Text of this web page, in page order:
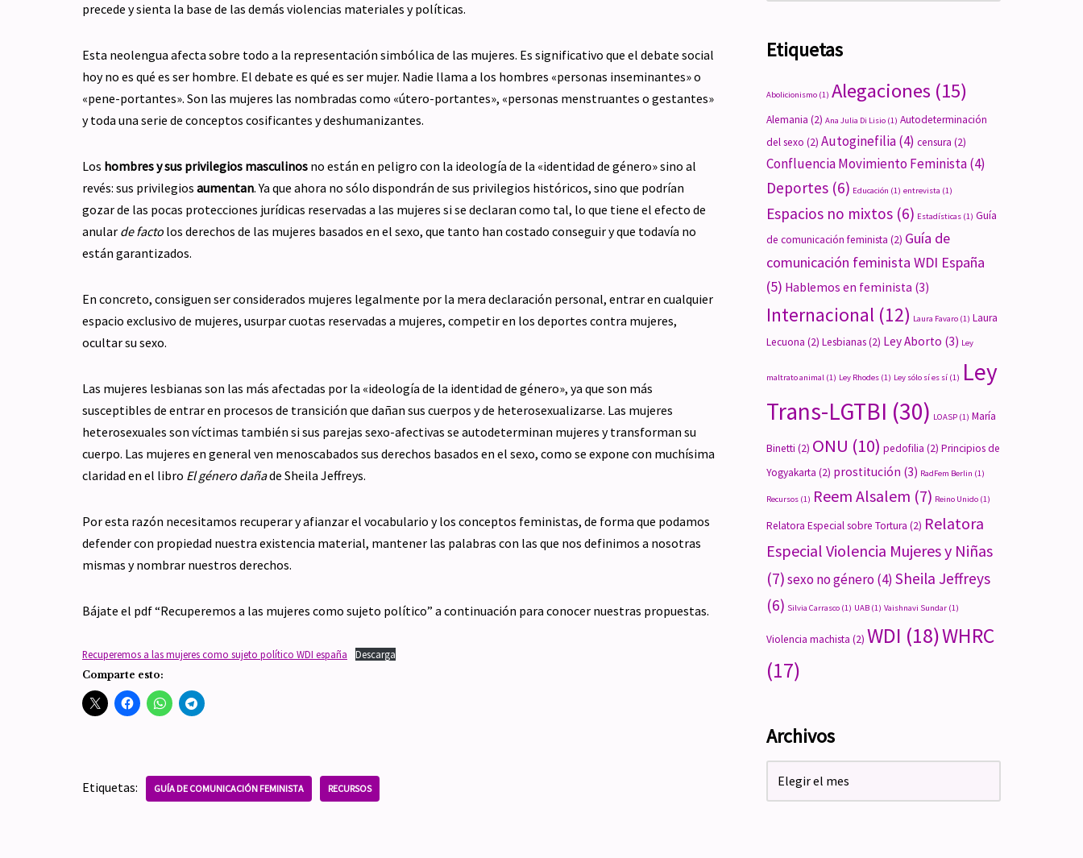
precede y sienta la base de las demás violencias materiales y políticas.
Esta neolengua afecta sobre todo a la representación simbólica de las mujeres. Es significativo que el debate social
hoy no es qué es ser hombre. El debate es qué es ser mujer. Nadie llama a los hombres «personas inseminantes» o
«pene-portantes». Son las mujeres las nombradas como «útero-portantes», «personas menstruantes o gestantes»
y toda una serie de conceptos cosificantes y deshumanizantes.
Los hombres y sus privilegios masculinos no están en peligro con la ideología de la «identidad de género» sino al
revés: sus privilegios aumentan. Ya que ahora no sólo dispondrán de sus privilegios históricos, sino que podrían
gozar de las pocas protecciones jurídicas reservadas a las mujeres si se declaran como tal, lo que tiene el efecto de
anular de facto los derechos de las mujeres basados en el sexo, que tanto han costado conseguir y que todavía no
están garantizados.
En concreto, consiguen ser considerados mujeres legalmente por la mera declaración personal, entrar en cualquier
espacio exclusivo de mujeres, usurpar cuotas reservadas a mujeres, competir en los deportes contra mujeres,
ocultar su sexo.
Las mujeres lesbianas son las más afectadas por la «ideología de la identidad de género», ya que son más
susceptibles de entrar en procesos de transición que dañan sus cuerpos y de heterosexualizarse. Las mujeres
heterosexuales son víctimas también si sus parejas sexo-afectivas se autodeterminan mujeres y transforman su
cuerpo. Las mujeres en general ven menoscabados sus derechos basados en el sexo, como se expone con muchísima
claridad en el libro El género dañade Sheila Jeffreys.
Por esta razón necesitamos recuperar y afianzar el vocabulario y los conceptos feministas, de forma que podamos
defender con propiedad nuestra existencia material, mantener las palabras con las que nos definimos a nosotras
mismas y nombrar nuestros derechos.
Bájate el pdf “Recuperemos a las mujeres como sujeto político” a continuación para conocer nuestras propuestas.
Recuperemos a las mujeres como sujeto político WDI españa Descarga
Comparte esto:
Etiquetas: GUÍA DE COMUNICACIÓN FEMINISTA RECURSOS
Etiquetas
Abolicionismo (1) Alegaciones (15)
Alemania (2) Ana Julia Di Lisio (1) Autodeterminación
del sexo (2) Autoginefilia(4) censura (2)
Confluencia Movimiento Feminista(4)
Deportes (6) Educación (1) entrevista (1)
Espacios no mixtos (6) Estadísticas (1) Guía
de comunicación feminista (2) Guía de
comunicación feminista WDI España
(5) Hablemos en feminista (3)
Internacional (12) Laura Favaro (1) Laura
Lecuona (2) Lesbianas(2) Ley Aborto (3) Ley
maltrato animal (1) Ley Rhodes (1) Ley sólo sí es sí (1) Ley
Trans-LGTBI (30) LOASP (1) María
Binetti (2) ONU (10) pedofilia (2) Principios de
Yogyakarta (2) prostitución (3) RadFem Berlin (1)
Recursos (1) Reem Alsalem (7) Reino Unido (1)
Relatora Especial sobre Tortura (2) Relatora
Especial Violencia Mujeres y Niñas
(7)sexo no género(4) Sheila Jeffreys
(6) Silvia Carrasco (1) UAB (1) Vaishnavi Sundar (1)
Violencia machista (2) WDI (18)WHRC
(17)
Archivos